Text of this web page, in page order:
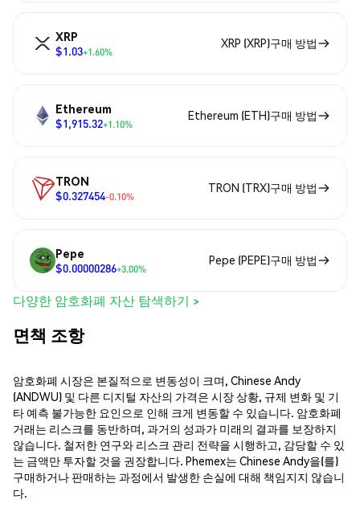
XRP
$1.03+1.60%
XRP (XRP)구매 방법
Ethereum
$1,915.32+1.10%
Ethereum (ETH)구매 방법
TRON
$0.327454-0.10%
TRON (TRX)구매 방법
Pepe
$0.00000286+3.00%
Pepe (PEPE)구매 방법
다양한 암호화폐 자산 탐색하기 >
면책 조항
암호화폐 시장은 본질적으로 변동성이 크며, Chinese Andy
(ANDWU) 및 다른 디지털 자산의 가격은 시장 상황, 규제 변화 및 기
타 예측 불가능한 요인으로 인해 크게 변동할 수 있습니다. 암호화폐
거래는 리스크를 동반하며, 과거의 성과가 미래의 결과를 보장하지
않습니다. 철저한 연구와 리스크 관리 전략을 시행하고, 감당할 수 있
는 금액만 투자할 것을 권장합니다. Phemex는 Chinese Andy을(를)
구매하거나 판매하는 과정에서 발생한 손실에 대해 책임지지 않습니
다.